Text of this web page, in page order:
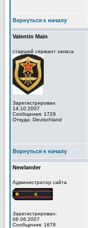
Вернуться к началу
Valentin Main
старший сержант запаса
Зарегистрирован:
14.10.2007
Сообщения: 1729
Откуда: Deutschland
Вернуться к началу
Newlander
Администратор сайта
Зарегистрирован:
08.06.2007
Сообщения: 1678